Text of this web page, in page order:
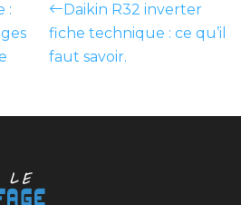
:
Daikin R32 inverter
fiche technique : ce qu’il
faut savoir.